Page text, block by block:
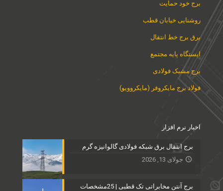
برج خود حمایت
روشنایی خیابان قطب
برق برج خط انتقال
ایستگاه پایه مجتمع
برج مشبک فولادی
فولاد برج مایکروفر (مایکروویو)
اخبار نرم افزار
برج انتقال برق شبکه فولادی گالوانیزه گرم
جولای 13, 2026
برج آنتن مخابراتی تک قطبی | 25مشخصات